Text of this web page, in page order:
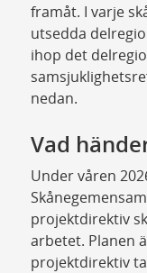
framåt. I varje
utsedda
ihop det
nedan.
Vad
Under våren
projektdirektiv
arbetet. Planen
projektdirektiv